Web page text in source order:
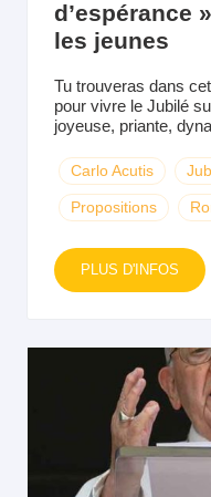
d’espérance
les jeunes
Tu trouveras dans
pour vivre le Jubilé
joyeuse, priante,
Carlo Acutis
Propositions
PLUS D'INFOS